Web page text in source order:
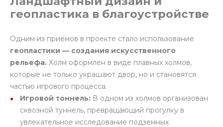
геопластика в благоустройстве
Одним из приемов в проекте стало использование
геопластики — создания искусственного
рельефа. Холм оформлен в виде плавных холмов,
которые не только украшают двор, но и становятся
частью игрового процесса.
Игровой тоннель: В одном из холмов организован
сквозной туннель, превращающий прогулку в
увлекательное исследование подземных